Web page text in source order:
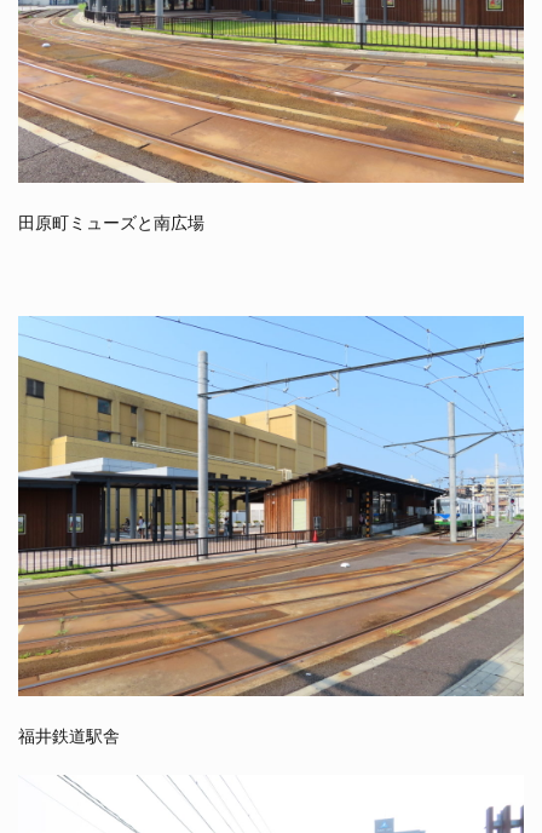
田原町ミューズと南広場
福井鉄道駅舎